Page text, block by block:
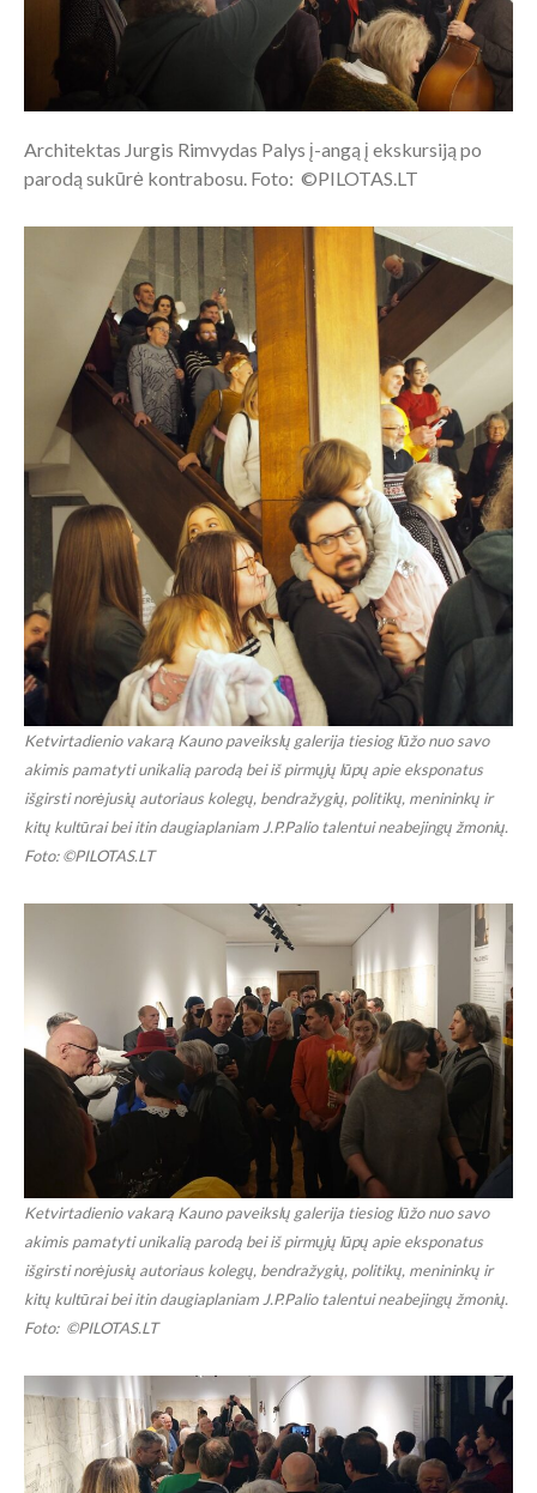
Architektas Jurgis Rimvydas Palys į-angą į ekskursiją po
parodą sukūrė kontrabosu. Foto: ©PILOTAS.LT
Ketvirtadienio vakarą Kauno paveikslų galerija tiesiog lūžo nuo savo
akimis pamatyti unikalią parodą bei iš pirmųjų lūpų apie eksponatus
išgirsti norėjusių autoriaus kolegų, bendražygių, politikų, menininkų ir
kitų kultūrai bei itin daugiaplaniam J.P.Palio talentui neabejingų žmonių.
Foto: ©PILOTAS.LT
Ketvirtadienio vakarą Kauno paveikslų galerija tiesiog lūžo nuo savo
akimis pamatyti unikalią parodą bei iš pirmųjų lūpų apie eksponatus
išgirsti norėjusių autoriaus kolegų, bendražygių, politikų, menininkų ir
kitų kultūrai bei itin daugiaplaniam J.P.Palio talentui neabejingų žmonių.
Foto: ©PILOTAS.LT